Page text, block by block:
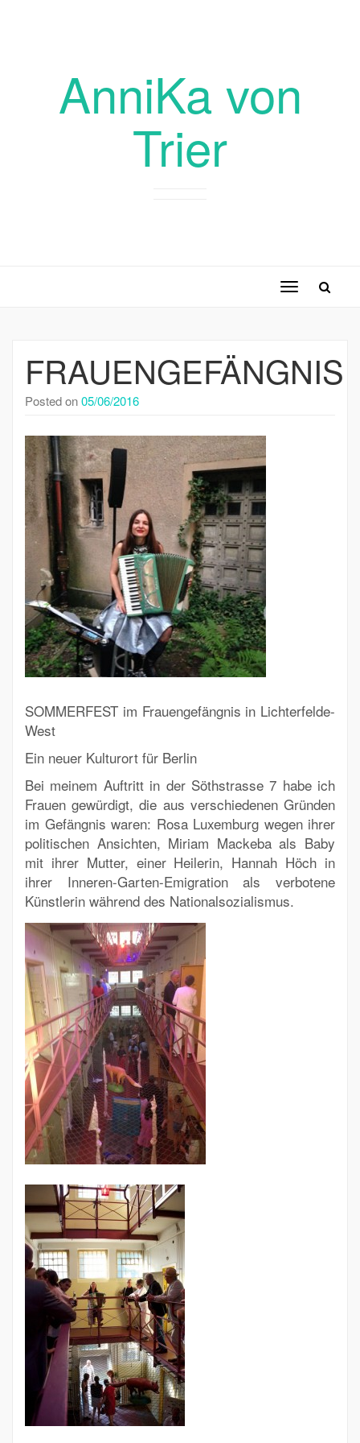
AnniKa von
Trier
Toggle
FRAUENGEFÄNGNIS
Posted on05/06/2016
SOMMERFEST im Frauengefängnis in Lichterfelde-
West
Ein neuer Kulturort für Berlin
Bei meinem Auftritt in der Söthstrasse 7 habe ich
Frauen gewürdigt, die aus verschiedenen Gründen
im Gefängnis waren: Rosa Luxemburg wegen ihrer
politischen Ansichten, Miriam Mackeba als Baby
mit ihrer Mutter, einer Heilerin, Hannah Höch in
ihrer Inneren-Garten-Emigration als verbotene
Künstlerin während des Nationalsozialismus.